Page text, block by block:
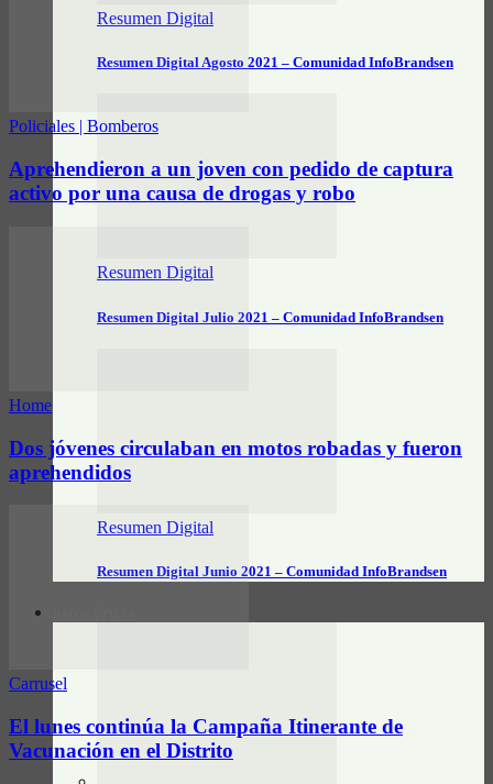
Resumen Digital
Resumen Digital Agosto 2021 – Comunidad InfoBrandsen
Resumen Digital
Resumen Digital Julio 2021 – Comunidad InfoBrandsen
Resumen Digital
Resumen Digital Junio 2021 – Comunidad InfoBrandsen
Policiales | Bomberos
Aprehendieron a un joven con pedido de captura
activo por una causa de drogas y robo
Home
Dos jóvenes circulaban en motos robadas y fueron
aprehendidos
Carrusel
El lunes continúa la Campaña Itinerante de
Vacunación en el Distrito